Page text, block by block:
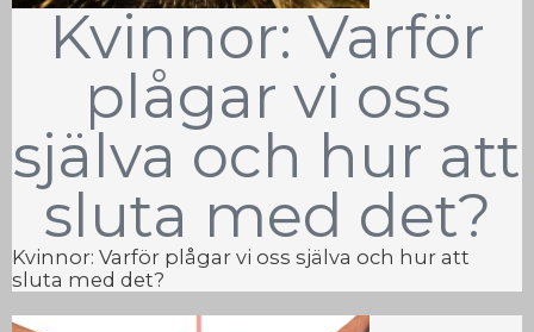
Kvinnor: Varför
plågar vi oss
själva och hur att
sluta med det?
Kvinnor: Varför plågar vi oss själva och hur att
sluta med det?